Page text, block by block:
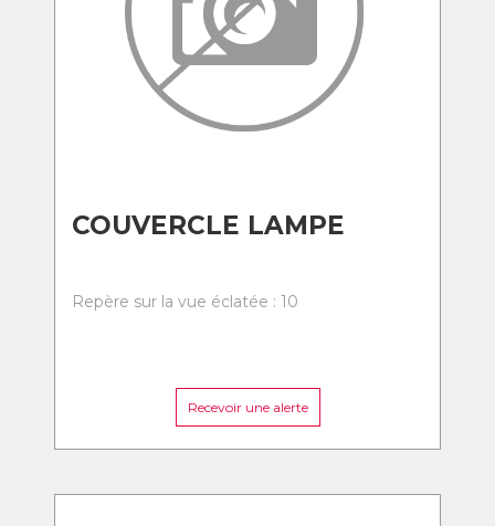
COUVERCLE LAMPE
Repère sur la vue éclatée : 10
Recevoir une alerte